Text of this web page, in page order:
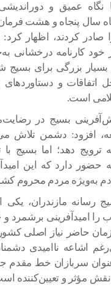
عمیق و
سال پنجاه و هشت
صادر کردند، اظهار
کارنامه درخشانی
بسیار بزرگی برای بسیج
اتفاقات و
است.
بسیج در
افزود: دشمن تلاش
ترویج دهد؛ اما بسیج با
حضور دارد که این
به‌ویژه مردم محروم
رسانه مازندران، یکی
را امیدآفرینی برشمرد
زمان حاضر نیاز اصلی
اشاعه ناامیدی
سربازان خط مقدم
نقش مؤثر و تعیین‌کننده